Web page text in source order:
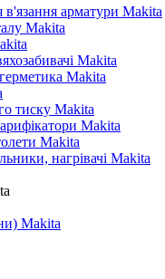
в'язання арматури Makita
Makita
Makita
Makita
тиску Makita
Makita
Makita
нагрівачі Makita
Makita